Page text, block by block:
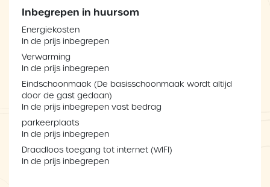
Inbegrepen in huursom
Energiekosten
In de prijs inbegrepen
Verwarming
In de prijs inbegrepen
Eindschoonmaak (De basisschoonmaak wordt altijd
door de gast gedaan)
In de prijs inbegrepen vast bedrag
parkeerplaats
In de prijs inbegrepen
Draadloos toegang tot internet (WIFI)
In de prijs inbegrepen